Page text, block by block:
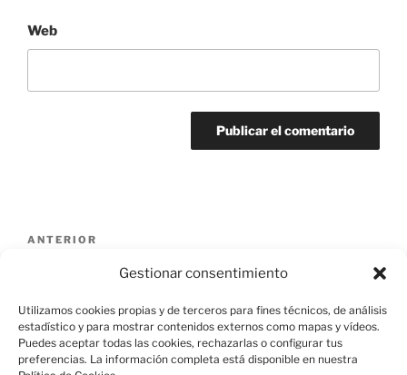
Gestionar consentimiento
Utilizamos cookies propias y de terceros para fines técnicos, de análisis
estadístico y para mostrar contenidos externos como mapas y vídeos.
Puedes aceptar todas las cookies, rechazarlas o configurar tus
preferencias. La información completa está disponible en nuestra
Web
Navegación
Entrada
ANTERIOR
cropped-IMG_20160523_113609-3.jpg